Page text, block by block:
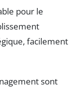
pour le
facilement
sont